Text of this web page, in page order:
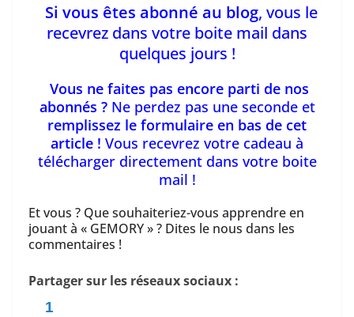
Si vous êtes abonné au blog, vous le
recevrez dans votre boite mail dans
quelques jours !
Vous ne faites pas encore parti de nos
abonnés ?Ne perdez pas une seconde et
remplissez le formulaire en bas de cet
article ! Vous recevrez votre cadeau à
télécharger directement dans votre boite
mail !
Et vous ? Que souhaiteriez-vous apprendre en
jouant à « GEMORY » ? Dites le nous dans les
commentaires !
Partager sur les réseaux sociaux :
1